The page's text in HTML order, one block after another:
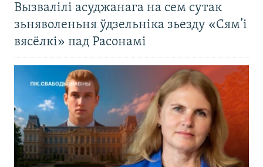
Вызвалілі асуджанага на сем сутак
зьняволеньня ўдзельніка зьезду «Сям’і
вясёлкі» пад Расонамі